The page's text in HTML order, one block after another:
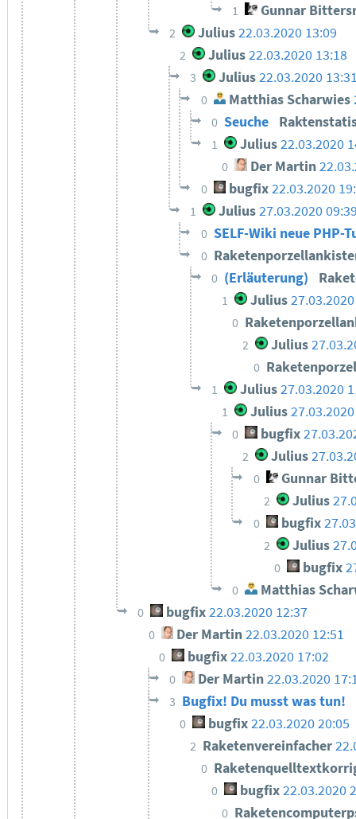
1 Gunnar
2 Julius22.03.2020 13:09
2 Julius22.03.2020 13:18
3 Julius22.03.2020
0 Matthias Scharwies
0 Seuche
1 Julius 22.03.2020
0 Der Martin
0 bugfix22.03.2020
1 Julius27.03.2020
0 SELF-Wiki neue PHP-
0
0 (Erläuterung)
1 Julius
0
2 Julius
0
1 Julius 27.03.2020
1 Julius
0 bugfix
2 Julius
0 Gunnar
2 Julius
0 bugfix
2 Julius
0 bugfix
0 Matthias
0 bugfix22.03.2020 12:37
0 Der Martin22.03.2020 12:51
0 bugfix 22.03.2020 17:02
0 Der Martin22.03.2020
3 Bugfix! Du musst was tun!
0 bugfix22.03.2020 20:05
2 Raketenvereinfacher
0
0 bugfix 22.03.2020
0